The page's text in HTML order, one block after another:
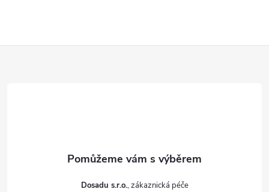
Dosadu s.r.o.